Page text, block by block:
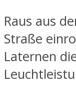
Raus aus
Straße
Laternen